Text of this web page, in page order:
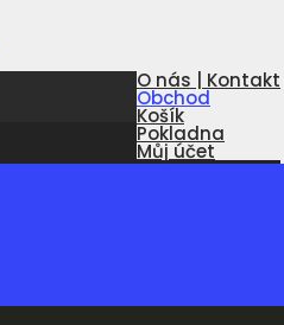
O nás | Kontakt
Obchod
Košík
Pokladna
Můj účet